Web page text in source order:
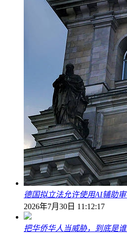
德国拟立法允许使用AI辅助
2026年7月30日 11:12:17
把华侨华人当威胁，到底是谁